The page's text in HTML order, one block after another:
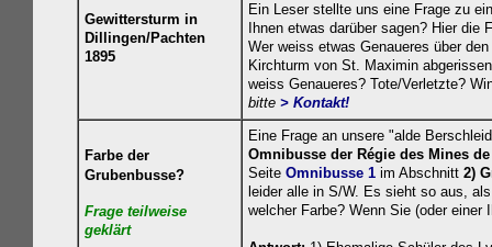
Gewittersturm in
Dillingen/Pachten
1895
Ein Leser stellte uns eine Frage zu
Ihnen etwas darüber sagen? Hier die
Wer weiss etwas Genaueres über
Kirchturm von St. Maximin
weiss Genaueres? Tote/Verletzte?
bitte > Kontakt!
Farbe der
Grubenbusse?
Frage teilweise
geklärt
Eine Frage an unsere "alde
Omnibusse der Régie des Mines
Seite Omnibusse 1 im Abschnitt 2)
leider alle in S/W. Es sieht so aus,
welcher Farbe? Wenn Sie (oder